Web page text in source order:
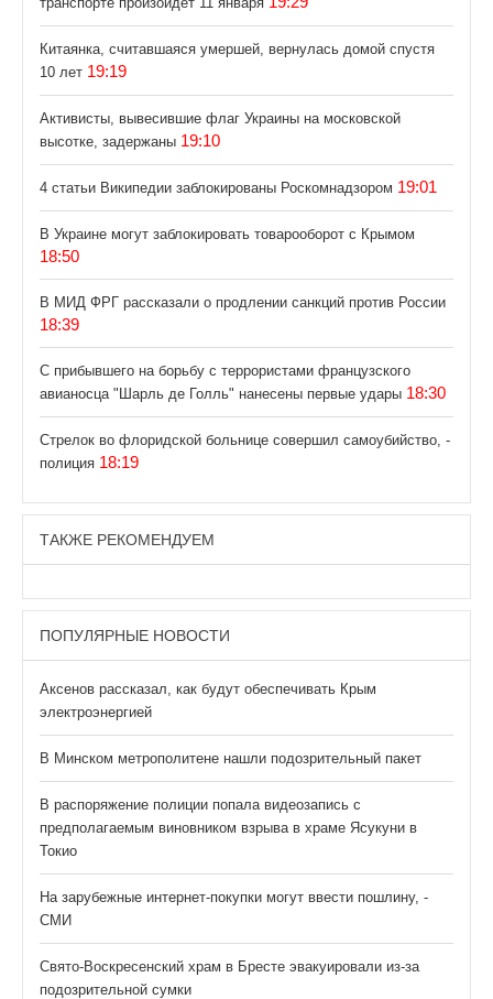
Китаянка, считавшаяся умершей, вернулась домой спустя
10 лет 19:19
Активисты, вывесившие флаг Украины на московской
высотке, задержаны 19:10
4 статьи Википедии заблокированы Роскомнадзором 19:01
В Украине могут заблокировать товарооборот с Крымом
18:50
В МИД ФРГ рассказали о продлении санкций против России
18:39
С прибывшего на борьбу с террористами французского
авианосца "Шарль де Голль" нанесены первые удары 18:30
Стрелок во флоридской больнице совершил самоубийство, -
полиция 18:19
ТАКЖЕ РЕКОМЕНДУЕМ
ПОПУЛЯРНЫЕ НОВОСТИ
Аксенов рассказал, как будут обеспечивать Крым
электроэнергией
В Минском метрополитене нашли подозрительный пакет
В распоряжение полиции попала видеозапись с
предполагаемым виновником взрыва в храме Ясукуни в
Токио
На зарубежные интернет-покупки могут ввести пошлину, -
СМИ
Свято-Воскресенский храм в Бресте эвакуировали из-за
подозрительной сумки